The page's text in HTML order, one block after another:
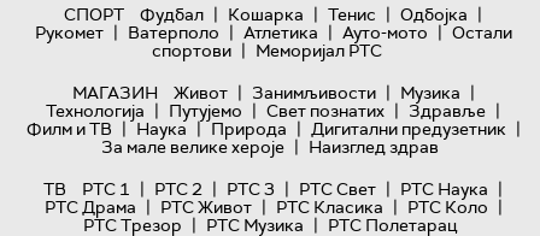
СПОРТ
Фудбал | Кошарка | Тенис | Одбојка |
Рукомет | Ватерполо | Атлетика | Ауто-мото | Остали
спортови | Меморијал РТС
МАГАЗИН
Живот | Занимљивости | Музика |
Технологијa | Путујемо | Свет познатих | Здравље |
Филм и ТВ | Наука | Природа | Дигитални предузетник |
За мале велике хероје | Наизглед здрав
ТВ
РТС 1 | РТС 2 | РТС 3 | РТС Свет | РТС Наука |
РТС Драма | РТС Живот | РТС Класика | РТС Коло |
РТС Трезор | РТС Музика | РТС Полетарац